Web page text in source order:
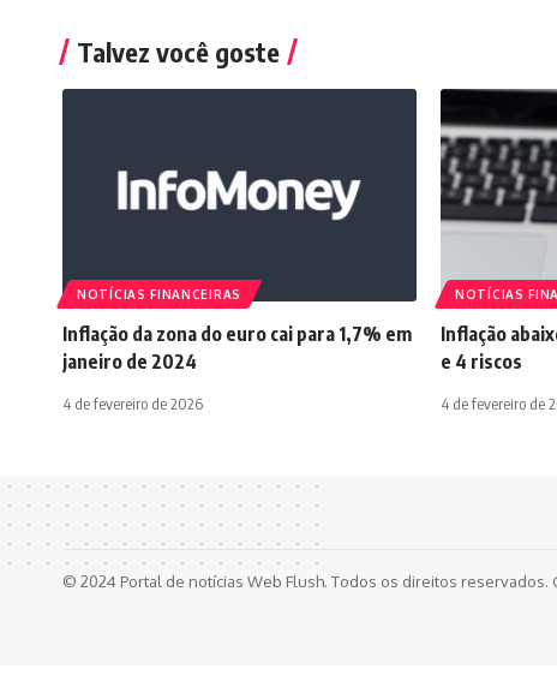
Talvez você goste
NOTÍCIAS FINANCEIRAS
Inflação da zona do euro cai para 1,7% em
janeiro de 2024
4 de fevereiro de 2026
NOTÍCIAS
Inflação
e 4 riscos
4 de fevereiro de
© 2024 Portal de notícias Web Flush. Todos os direitos reservados.